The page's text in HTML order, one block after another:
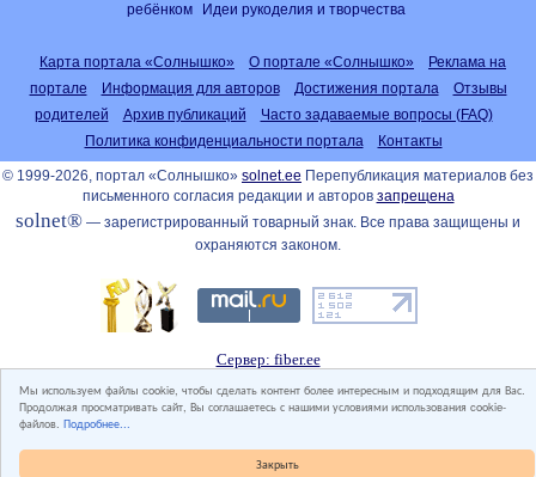
Закрыть
Мы используем файлы cookie, чтобы сделать контент более интересным и подходящим для Вас.
Продолжая просматривать сайт, Вы соглашаетесь с нашими условиями использования cookie-
файлов. Подробнее...
ребёнком
Идеи рукоделия и творчества
Карта портала «Солнышко» О портале «Солнышко»
Реклама на
портале
Информация для авторов Достижения портала
Отзывы
родителей
Архив публикаций
Часто задаваемые вопросы (FAQ)
Политика конфиденциальности портала
Контакты
© 1999-2026, портал «Солнышко» solnet.ee Перепубликация материалов без
письменного согласия редакции и авторов запрещена
solnet® — зарегистрированный товарный знак. Все права защищены и
охраняются законом.
Сервер: fiber.ee